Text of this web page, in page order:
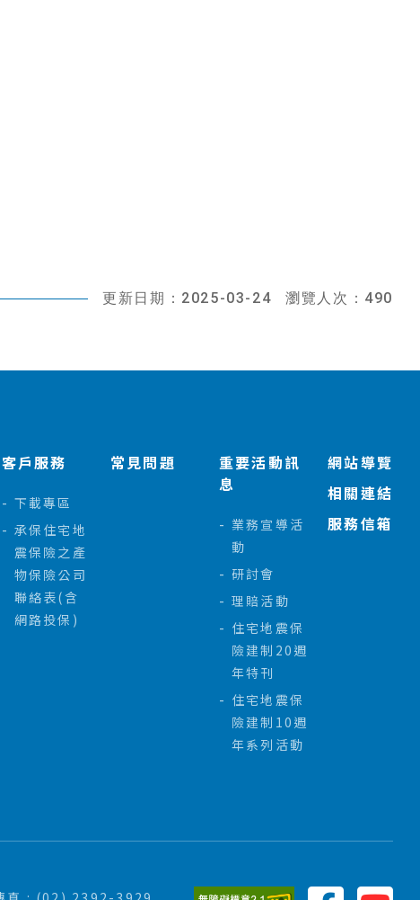
更新日期：2025-03-24 瀏覽人次：490
客戶服務
下載專區
承保住宅地
震保險之產
物保險公司
聯絡表(含
網路投保)
常見問題
重要活動訊
息
業務宣導活
動
研討會
理賠活動
住宅地震保
險建制20週
年特刊
住宅地震保
險建制10週
年系列活動
網站導覽
相關連結
服務信箱